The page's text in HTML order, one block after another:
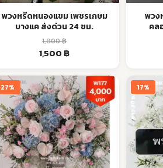
พวงหรีดหนองแขม เพชรเกษม
บางแค ส่งด่วน 24 ชม.
1,800฿
Original
1,800 ฿.
1,500 ฿
1,500 ฿.
พวง
คล
27% 17%